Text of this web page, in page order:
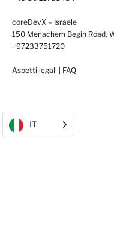
coreDevX – Israele
150 Menachem Begin Road,
+97233751720
Aspetti legali FAQ
IT